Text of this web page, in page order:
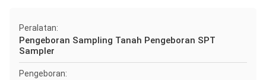
Peralatan:
Pengeboran Sampling Tanah Pengeboran SPT
Sampler
Pengeboran: